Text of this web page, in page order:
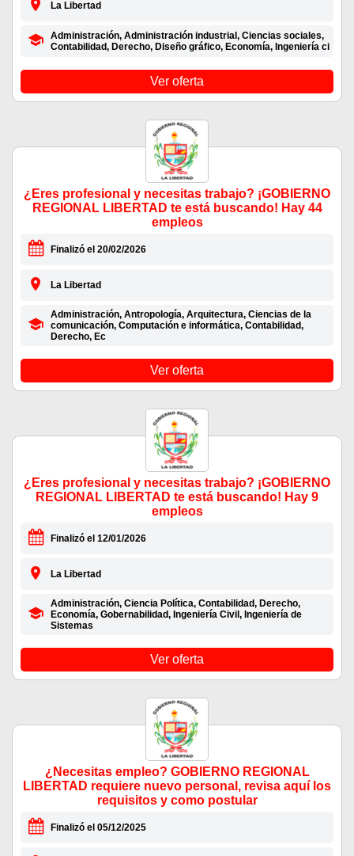
La Libertad
Administración, Administración industrial, Ciencias sociales,
Contabilidad, Derecho, Diseño gráfico, Economía, Ingeniería ci
Ver oferta
¿Eres profesional y necesitas trabajo? ¡GOBIERNO
REGIONAL LIBERTAD te está buscando! Hay 44
empleos
Finalizó el 20/02/2026
La Libertad
Administración, Antropología, Arquitectura, Ciencias de la
comunicación, Computación e informática, Contabilidad,
Derecho, Ec
Ver oferta
¿Eres profesional y necesitas trabajo? ¡GOBIERNO
REGIONAL LIBERTAD te está buscando! Hay 9
empleos
Finalizó el 12/01/2026
La Libertad
Administración, Ciencia Política, Contabilidad, Derecho,
Economía, Gobernabilidad, Ingeniería Civil, Ingeniería de
Sistemas
Ver oferta
¿Necesitas empleo? GOBIERNO REGIONAL
LIBERTAD requiere nuevo personal, revisa aquí los
requisitos y como postular
Finalizó el 05/12/2025